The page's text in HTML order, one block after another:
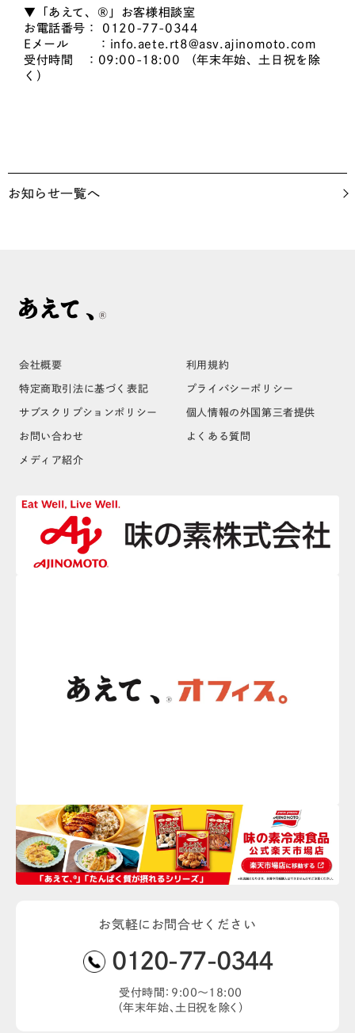
▼「あえて、®」お客様相談室
お電話番号： 0120-77-0344
Eメール ：info.aete.rt8@asv.ajinomoto.com
受付時間 ：09:00-18:00 （年末年始、土日祝を除
く）
お知らせ一覧へ
会社概要 利用規約
特定商取引法に基づく表記 プライバシーポリシー
サブスクリプションポリシー 個人情報の外国第三者提供
お問い合わせ よくある質問
メディア紹介
お気軽にお問合せください
0120-77-0344
受付時間：9:00〜18:00
（年末年始、土日祝を除く）